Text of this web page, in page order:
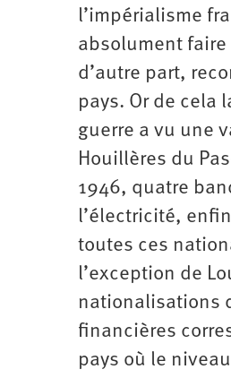
l’impérialisme
absolument faire
d’autre part,
pays. Or de cela
guerre a vu une
Houillères du
1946, quatre
l’électricité,
toutes ces
l’exception de
nationalisations
financières
pays où le